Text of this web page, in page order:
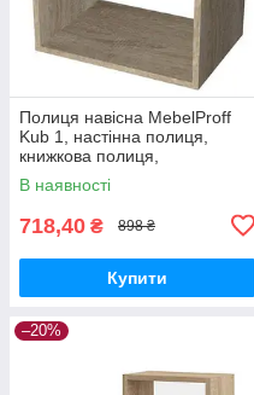
Полиця навісна MebelProff
Kub 1, настінна полиця,
книжкова полиця,
декоративна полиця в
кімнату, будинок.
В наявності
718,40 ₴ 898 ₴
Купити
–20%